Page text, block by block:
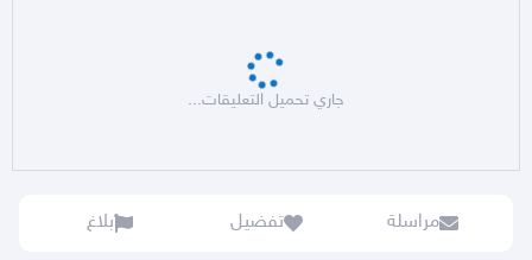
جاري تحميل التعليقات...
مراسلة تفضيل بلاغ